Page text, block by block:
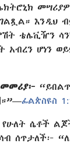
እንዲህ
ቴሌቪዥን
አብረን ሆነን
ፊልጵስዩስ
የሁለት ሴቶች
ሰጥታለች፦